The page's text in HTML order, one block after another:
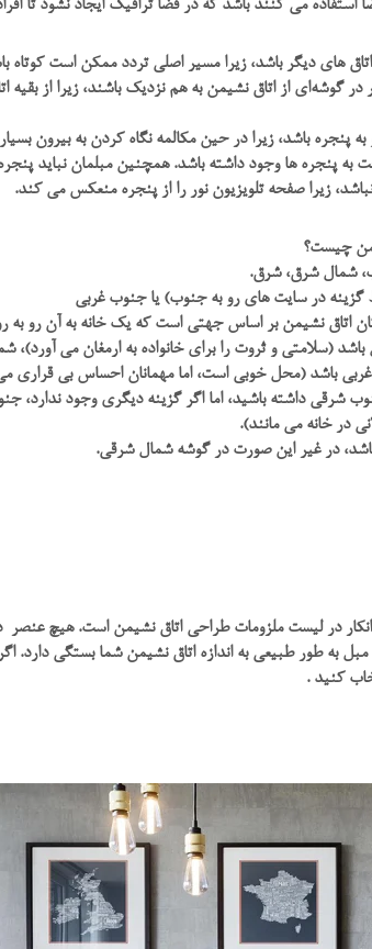
استفاده می کنند باشد که در فضا ترافیک ایجاد نشود تا
های دیگر باشد، زیرا مسیر اصلی تردد ممکن است
از اتاق نشیمن به هم نزدیک باشند، زیرا از بقیه
پنجره باشد، زیرا در حین مکالمه نگاه کردن به بیرون
پنجره ها وجود داشته باشد. همچنین مبلمان نباید
زیرا صفحه تلویزیون نور را از پنجره منعکس می کند.
شمال شرق، شرق.
در سایت های رو به جنوب) یا جنوب غربی
اتاق نشیمن بر اساس جهتی است که یک خانه به آن رو به
(سلامتی و ثروت را برای خانواده به ارمغان می آورد)،
باشد (محل خوبی است، اما مهمانان احساس بی قراری
داشته باشید، اما اگر گزینه دیگری وجود ندارد،
در خانه می مانند).
در غیر این صورت در گوشه شمال شرقی.
انکار در لیست ملزومات طراحی اتاق نشیمن است. هیچ عنصر
به طور طبیعی به اندازه اتاق نشیمن شما بستگی
کنید .